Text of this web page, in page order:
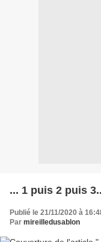
... 1 puis 2 puis
Publié le 21/11/2020 à
Par mireilledusablon